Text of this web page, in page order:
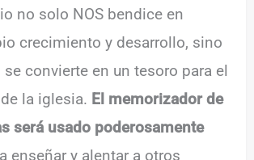
no solo NOS bendice en
crecimiento y desarrollo, sino
convierte en un tesoro para el
la iglesia. El memorizador de
será usado poderosamente
enseñar y alentar a otros